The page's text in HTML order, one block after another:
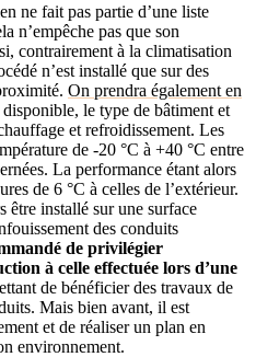
ne fait pas partie d’une liste
n’empêche pas que son
contrairement à la climatisation
n’est installé que sur des
On prendra également en
disponible, le type de bâtiment et
et refroidissement. Les
de -20 °C à +40 °C entre
La performance étant alors
de 6 °C à celles de l’extérieur.
être installé sur une surface
des conduits
de privilégier
à celle effectuée lors d’une
de bénéficier des travaux de
Mais bien avant, il est
et de réaliser un plan en
environnement.